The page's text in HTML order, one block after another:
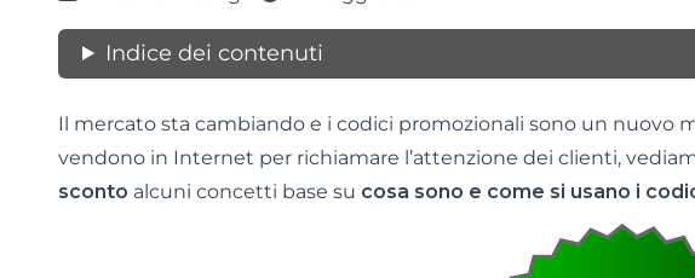
Indice dei contenuti
Il mercato sta cambiando e i codici promozionali sono un nuovo
vendono in Internet per richiamare l’attenzione dei clienti,
sconto alcuni concetti base su cosa sono e come si usano i